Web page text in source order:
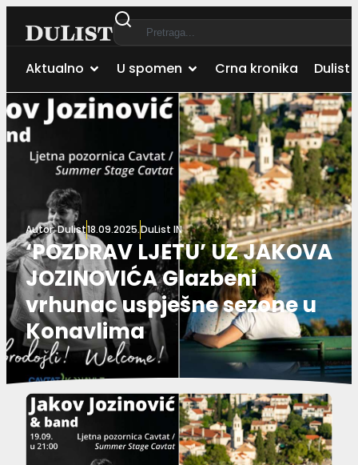
Aktualno U spomen Crna kronika Dulist
Autor:Dulist18.09.2025.DuList IN
‘POZDRAV LJETU’ UZ JAKOVA
JOZINOVIĆA Glazbeni
vrhunac uspješne sezone u
Konavlima